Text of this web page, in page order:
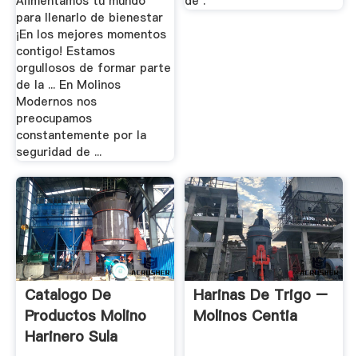
para llenarlo de bienestar
¡En los mejores momentos
contigo! Estamos
orgullosos de formar parte
de la ... En Molinos
Modernos nos
preocupamos
constantemente por la
seguridad de ...
Catalogo De
Productos Molino
Harinero Sula
Harinas De Trigo –
Molinos Centia